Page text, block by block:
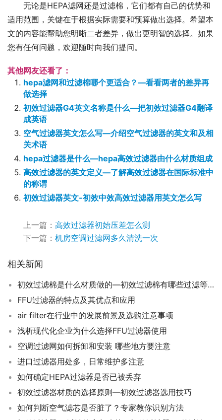
无论是HEPA滤网还是过滤棉，它们都有自己的优势和
适用范围，关键在于根据实际需要和预算做出选择。希望本
文的内容能帮助您明晰二者差异，做出更明智的选择。如果
您有任何问题，欢迎随时向我们提问。
其他网友还看了：
hepa滤网和过滤棉哪个更适合？—看看两者的差异再
做选择
初效过滤器G4英文名称是什么—把初效过滤器G4翻译
成英语
空气过滤器英文怎么写—介绍空气过滤器的英文和及相
关术语
hepa过滤器是什么—hepa高效过滤器由什么材质组成
高效过滤器的英文定义—了解高效过滤器在国际标准中
的称谓
初效过滤器英文-初效中效高效过滤器用英文怎么写
上一篇： 高效过滤器初始压差怎么测
下一篇： 机房空调过滤网多久清洗一次
相关新闻
初效过滤棉是什么材质做的—初效过滤棉有哪些过滤等级
FFU过滤器的特点及其优点和应用
air filter在行业中的发展前景及选购注意事项
浅析现代化企业为什么选择FFU过滤器使用
空调过滤网如何拆卸和安装 哪些地方要注意
进口过滤器用处多，日常维护多注意
如何确定HEPA过滤器是否已被丢弃
初效过滤器材质的选择原则—初效过滤器选用技巧
如何判断空气滤芯是否脏了？专家教你识别方法